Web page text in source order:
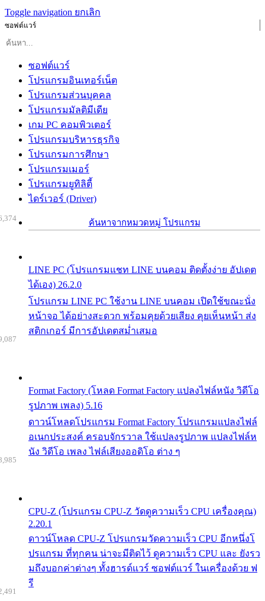
Toggle navigation ยกเลิก
ซอฟต์แวร์
ซอฟต์แวร์
โปรแกรมอินเทอร์เน็ต
โปรแกรมส่วนบุคคล
โปรแกรมมัลติมีเดีย
เกม PC คอมพิวเตอร์
โปรแกรมบริหารธุรกิจ
โปรแกรมการศึกษา
โปรแกรมเมอร์
โปรแกรมยูทิลิตี้
ไดร์เวอร์ (Driver)
ค้นหาจากหมวดหมู่ โปรแกรม
LINE PC (โปรแกรมแชท LINE บนคอม ติดตั้งง่าย อัปเดต
ได้เอง) 26.2.0
โปรแกรม LINE PC ใช้งาน LINE บนคอม เปิดใช้ขณะนั่ง
หน้าจอ ได้อย่างสะดวก พร้อมคุยด้วยเสียง คุยเห็นหน้า ส่ง
สติกเกอร์ มีการอัปเดตสม่ำเสมอ
Format Factory (โหลด Format Factory แปลงไฟล์หนัง วิดีโอ
รูปภาพ เพลง) 5.16
ดาวน์โหลดโปรแกรม Format Factory โปรแกรมแปลงไฟล์
อเนกประสงค์ ครอบจักรวาล ใช้แปลงรูปภาพ แปลงไฟล์ห
นัง วิดีโอ เพลง ไฟล์เสียงออดิโอ ต่าง ๆ
CPU-Z (โปรแกรม CPU-Z วัดดูความเร็ว CPU เครื่องคุณ)
2.20.1
ดาวน์โหลด CPU-Z โปรแกรมวัดความเร็ว CPU อีกหนึ่งโ
ปรแกรม ที่ทุกคน น่าจะมีติดไว้ ดูความเร็ว CPU และ ยังรว
มถึงบอกค่าต่างๆ ทั้งฮารด์แวร์ ซอฟต์แวร์ ในเครื่องด้วย ฟ
รี